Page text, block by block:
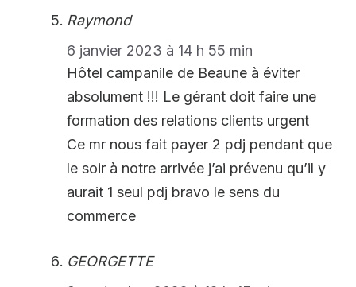
Raymond
6 janvier 2023 à 14 h 55 min
Hôtel campanile de Beaune à éviter
absolument !!! Le gérant doit faire une
formation des relations clients urgent
Ce mr nous fait payer 2 pdj pendant que
le soir à notre arrivée j’ai prévenu qu’il y
aurait 1 seul pdj bravo le sens du
commerce
GEORGETTE